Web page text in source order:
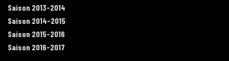
Saison 2013-2014
Saison 2014-2015
Saison 2015-2016
Saison 2016-2017